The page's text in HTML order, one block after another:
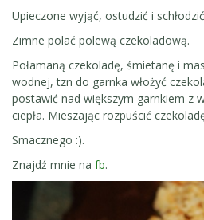
Upieczone wyjąć, ostudzić i
Zimne polać polewą czekoladową.
Połamaną czekoladę, śmietanę i
wodnej, tzn do garnka włożyć
postawić nad większym garnkiem z
ciepła. Mieszając rozpuścić
Smacznego :).
Znajdź mnie na fb.